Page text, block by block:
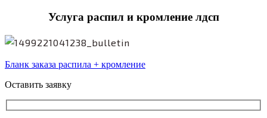
Услуга распил и кромление лдсп
Бланк заказа распила + кромление
Оставить заявку